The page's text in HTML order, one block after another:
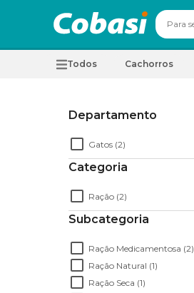
Todos Cachorros
Departamento
Gatos (2)
Categoria
Ração (2)
Subcategoria
Ração Medicamentosa (2)
Ração Natural (1)
Ração Seca (1)